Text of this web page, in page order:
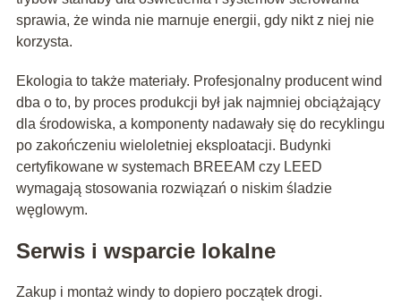
sprawia, że winda nie marnuje energii, gdy nikt z niej nie
korzysta.
Ekologia to także materiały. Profesjonalny producent wind
dba o to, by proces produkcji był jak najmniej obciążający
dla środowiska, a komponenty nadawały się do recyklingu
po zakończeniu wieloletniej eksploatacji. Budynki
certyfikowane w systemach BREEAM czy LEED
wymagają stosowania rozwiązań o niskim śladzie
węglowym.
Serwis i wsparcie lokalne
Zakup i montaż windy to dopiero początek drogi.